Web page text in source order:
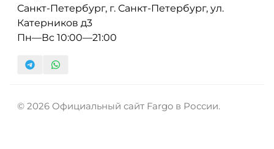
Санкт-Петербург, г. Санкт-Петербург, ул.
Катерников д3
Пн—Вс 10:00—21:00
© 2026 Официальный сайт Fargo в России.